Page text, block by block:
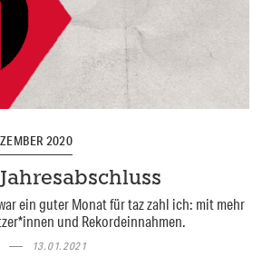
2020
ein guter Monat für taz zahl ich: mit mehr
und Rekordeinnahmen.
13.01.2021